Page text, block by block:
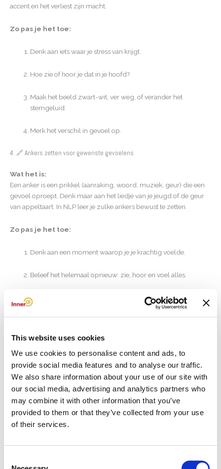
This website uses cookies
We use cookies to personalise content and ads, to
provide social media features and to analyse our traffic.
We also share information about your use of our site with
our social media, advertising and analytics partners who
may combine it with other information that you’ve
provided to them or that they’ve collected from your use
of their services.
accent en het verliest zijn macht.
Zo pas je het toe:
Denk aan iets waar je stress van krijgt.
Hoe zie of hoor je dat in je hoofd?
Maak het beeld zwart-wit, ver weg, of verander het
stemgeluid.
Merk het verschil in gevoel op.
4. 🔗 Ankers zetten voor gewenste gevoelens
Wat het is:
Een anker is een prikkel (aanraking, woord, muziek, geur) die een
gevoel oproept. Denk maar aan het liedje van je jeugd of de geur
van appeltaart. In NLP leer je zulke ankers bewust te zetten.
Zo pas je het toe:
Denk aan een moment waarop je je krachtig voelde.
Beleef het helemaal opnieuw: zie, hoor en voel alles.
Druk op een specifieke plek (bijvoorbeeld je hand).
Herhaal dit 3 keer om het anker te versterken.
Gebruik dit gebaar op een spannend moment.
Zo werkt NLP-ankeren stap voor stap
5. 💬 Overtuigingen onderzoeken en herschrijven
Wat het is:
“Ik ben niet goed in netwerken” → “Ik leer steeds makkelijker